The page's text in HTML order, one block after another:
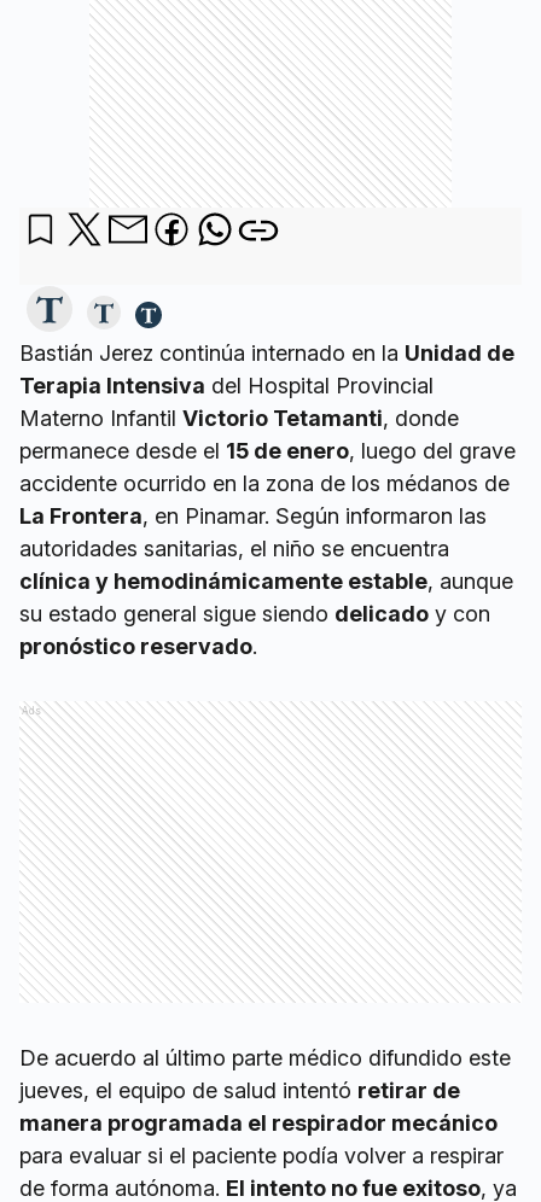
Bastián Jerez continúa internado en la Unidad de
Terapia Intensiva del Hospital Provincial
Materno Infantil Victorio Tetamanti, donde
permanece desde el 15 de enero, luego del grave
accidente ocurrido en la zona de los médanos de
La Frontera, en Pinamar. Según informaron las
autoridades sanitarias, el niño se encuentra
clínica y hemodinámicamente estable, aunque
su estado general sigue siendo delicado y con
pronóstico reservado.
Ads
De acuerdo al último parte médico difundido este
jueves, el equipo de salud intentó retirar de
manera programada el respirador mecánico
para evaluar si el paciente podía volver a respirar
de forma autónoma. El intento no fue exitoso, ya